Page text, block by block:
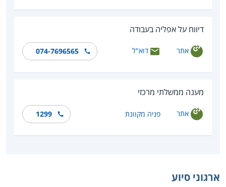
דיווח על אפליה בעבודה
אתר דוא"ל 074-7696565
מענה ממשלתי מרכזי
אתר פניה מקוונת 1299
ארגוני סיוע